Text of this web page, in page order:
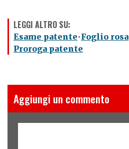
LEGGI ALTRO SU:
Esame patente Foglio rosa
Proroga patente
Aggiungi un commento